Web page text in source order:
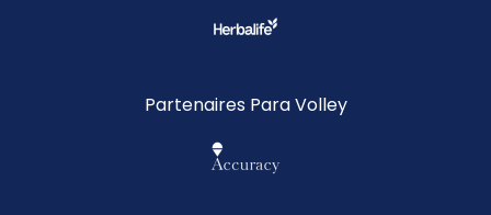
Partenaires Para Volley